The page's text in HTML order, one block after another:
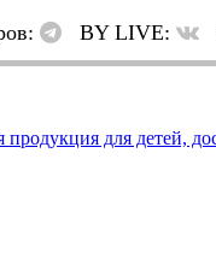
BY LIVE: